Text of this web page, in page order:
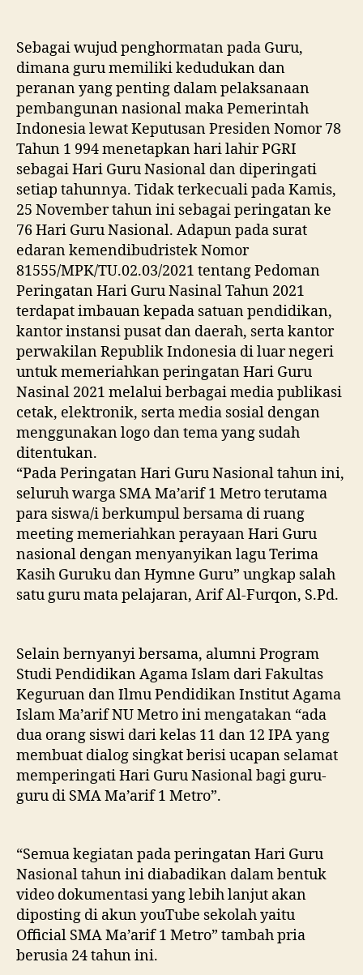
Sebagai wujud penghormatan pada Guru,
dimana guru memiliki kedudukan dan
peranan yang penting dalam pelaksanaan
pembangunan nasional maka Pemerintah
Indonesia lewat Keputusan Presiden Nomor 78
Tahun 1 994 menetapkan hari lahir PGRI
sebagai Hari Guru Nasional dan diperingati
setiap tahunnya. Tidak terkecuali pada Kamis,
25 November tahun ini sebagai peringatan ke
76 Hari Guru Nasional. Adapun pada surat
edaran kemendibudristek Nomor
81555/MPK/TU.02.03/2021 tentang Pedoman
Peringatan Hari Guru Nasinal Tahun 2021
terdapat imbauan kepada satuan pendidikan,
kantor instansi pusat dan daerah, serta kantor
perwakilan Republik Indonesia di luar negeri
untuk memeriahkan peringatan Hari Guru
Nasinal 2021 melalui berbagai media publikasi
cetak, elektronik, serta media sosial dengan
menggunakan logo dan tema yang sudah
ditentukan.
“Pada Peringatan Hari Guru Nasional tahun ini,
seluruh warga SMA Ma’arif 1 Metro terutama
para siswa/i berkumpul bersama di ruang
meeting memeriahkan perayaan Hari Guru
nasional dengan menyanyikan lagu Terima
Kasih Guruku dan Hymne Guru” ungkap salah
satu guru mata pelajaran, Arif Al-Furqon, S.Pd.
Selain bernyanyi bersama, alumni Program
Studi Pendidikan Agama Islam dari Fakultas
Keguruan dan Ilmu Pendidikan Institut Agama
Islam Ma’arif NU Metro ini mengatakan “ada
dua orang siswi dari kelas 11 dan 12 IPA yang
membuat dialog singkat berisi ucapan selamat
memperingati Hari Guru Nasional bagi guru-
guru di SMA Ma’arif 1 Metro”.
“Semua kegiatan pada peringatan Hari Guru
Nasional tahun ini diabadikan dalam bentuk
video dokumentasi yang lebih lanjut akan
diposting di akun youTube sekolah yaitu
Official SMA Ma’arif 1 Metro” tambah pria
berusia 24 tahun ini.